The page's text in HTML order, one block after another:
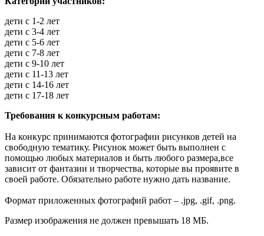
дети с 1-2 лет
дети с 3-4 лет
дети с 5-6 лет
дети с 7-8 лет
дети с 9-10 лет
дети с 11-13 лет
дети с 14-16 лет
дети с 17-18 лет
Требования к конкурсным работам:
На конкурс принимаются фотографии рисунков детей на
свободную тематику. Рисунок может быть выполнен с
помощью любых материалов и быть любого размера,все
зависит от фантазии и творчества, которые вы проявите в
своей работе. Обязательно работе нужно дать название.
Формат приложенных фотографий работ – .jpg, .gif, .png.
Размер изображения не должен превышать 18 МБ.